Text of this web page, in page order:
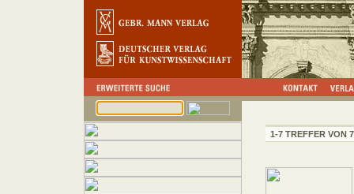
1-7 TREFFER VON 7